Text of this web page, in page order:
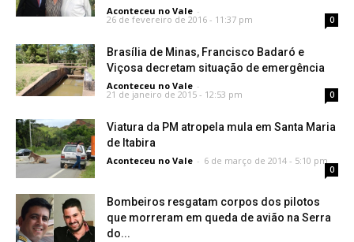
Aconteceu no Vale -
26 de fevereiro de 2016 - 11:37 pm 0
Brasília de Minas, Francisco Badaró e
Viçosa decretam situação de emergência
Aconteceu no Vale -
21 de janeiro de 2015 - 12:53 pm 0
Viatura da PM atropela mula em Santa Maria
de Itabira
Aconteceu no Vale - 6 de março de 2014 - 5:10 pm
0
Bombeiros resgatam corpos dos pilotos
que morreram em queda de avião na Serra
do...